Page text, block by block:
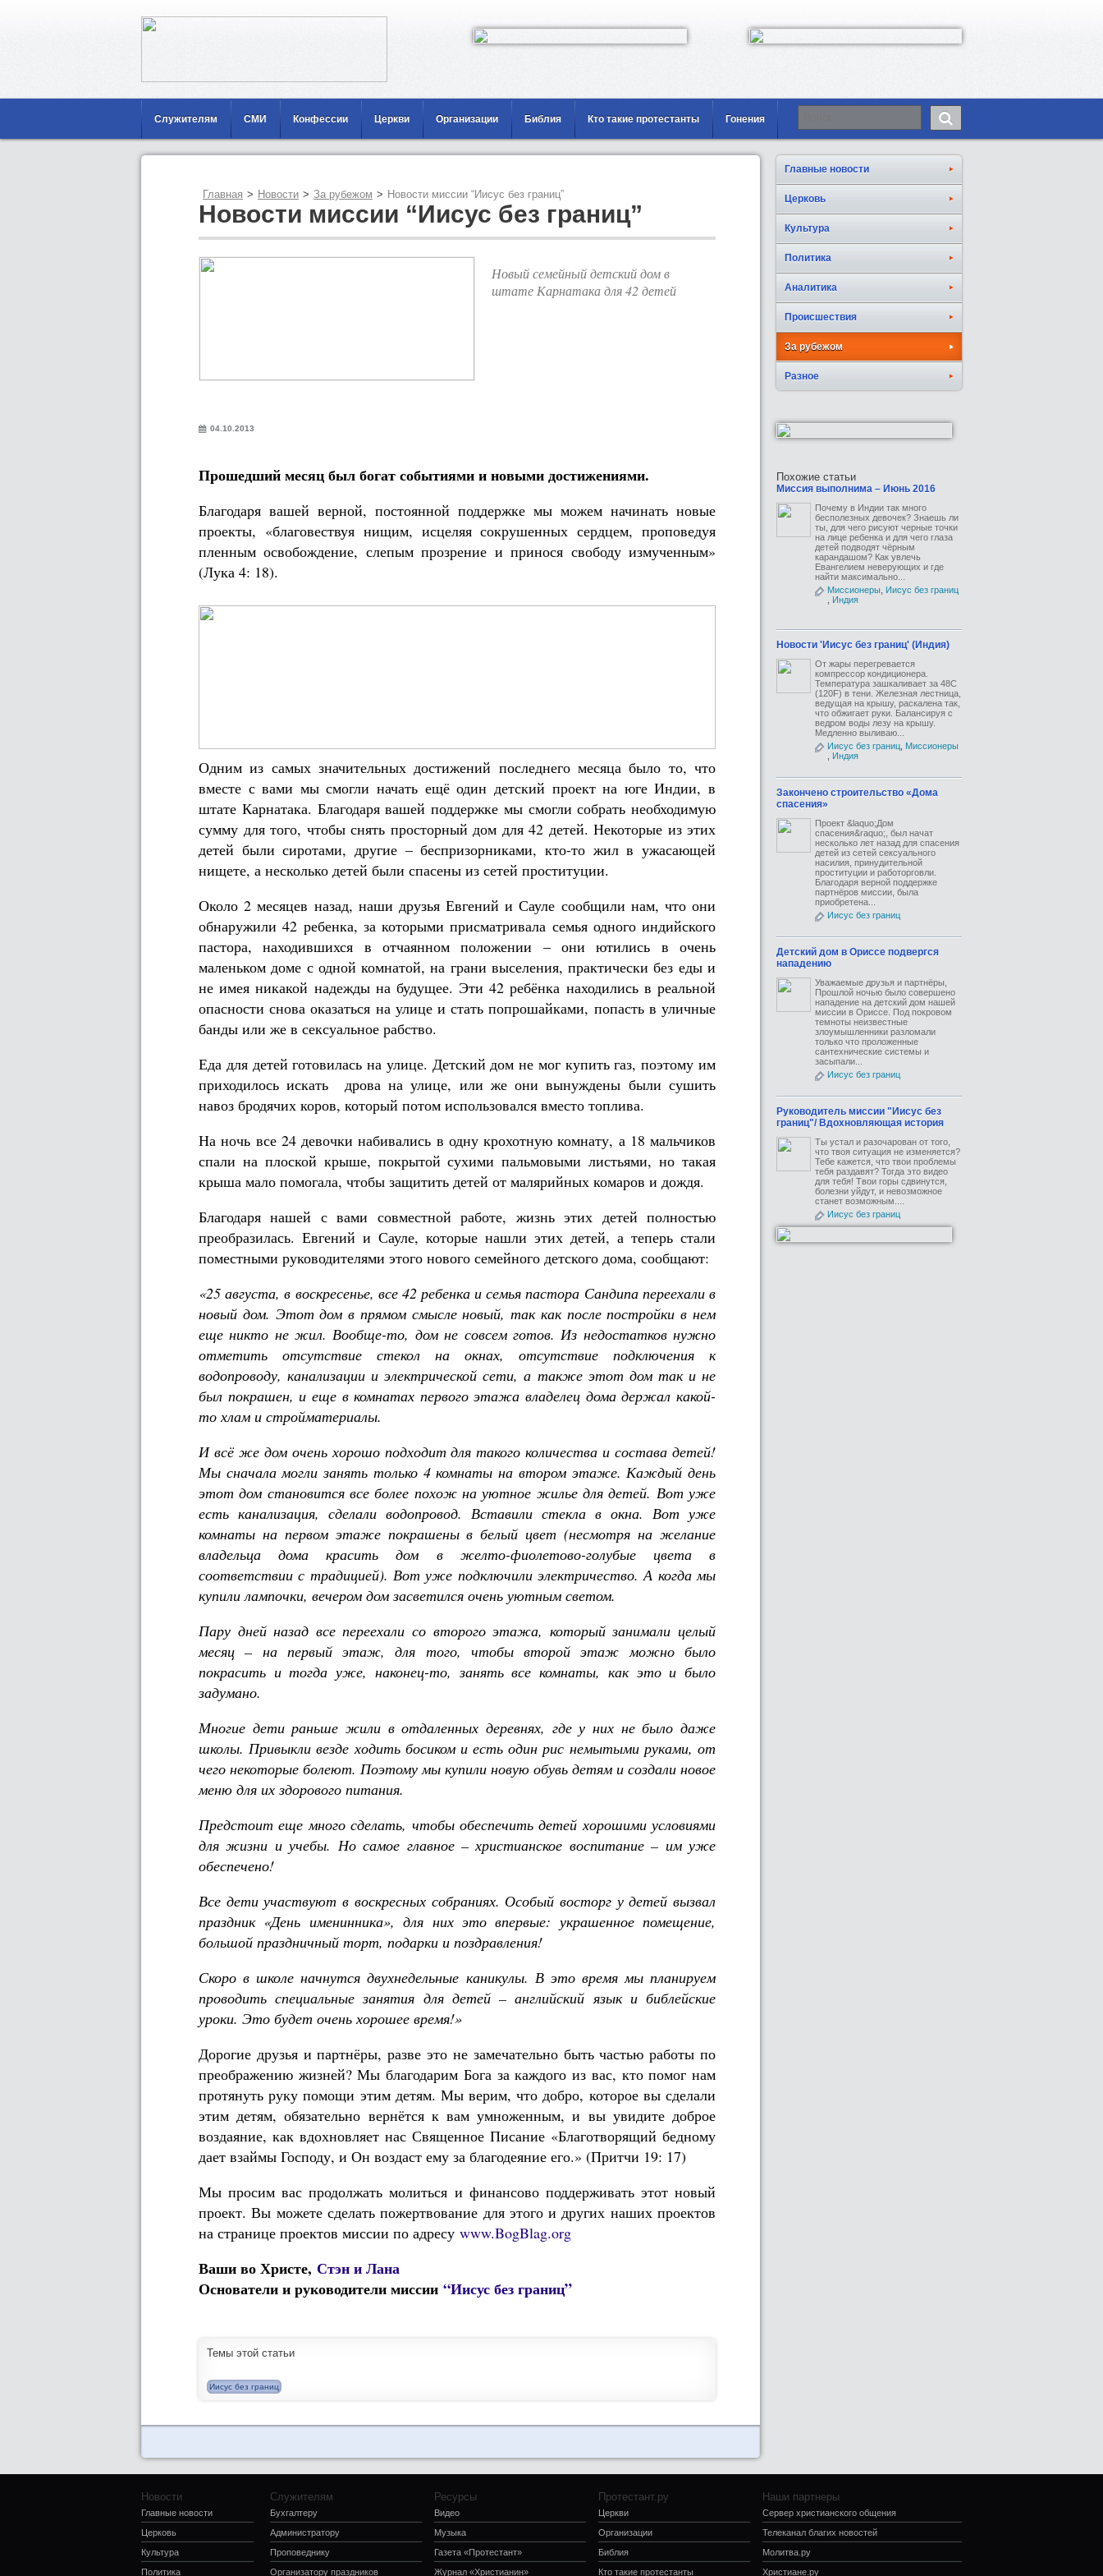
Служителям СМИ Конфессии Церкви Организации Библия Кто такие протестанты Гонения
Главная > Новости > За рубежом > Новости миссии “Иисус без границ”
Новости миссии “Иисус без границ”
Новый семейный детский дом в
штате Карнатака для 42 детей
04.10.2013
Прошедший месяц был богат событиями и новыми достижениями.
Благодаря вашей верной, постоянной поддержке мы можем начинать новые
проекты, «благовествуя нищим, исцеляя сокрушенных сердцем, проповедуя
пленным освобождение, слепым прозрение и принося свободу измученным»
(Лука 4: 18).
Одним из самых значительных достижений последнего месяца было то, что
вместе с вами мы смогли начать ещё один детский проект на юге Индии, в
штате Карнатака. Благодаря вашей поддержке мы смогли собрать необходимую
сумму для того, чтобы снять просторный дом для 42 детей. Некоторые из этих
детей были сиротами, другие – беспризорниками, кто-то жил в ужасающей
нищете, а несколько детей были спасены из сетей проституции.
Около 2 месяцев назад, наши друзья Евгений и Сауле сообщили нам, что они
обнаружили 42 ребенка, за которыми присматривала семья одного индийского
пастора, находившихся в отчаянном положении – они ютились в очень
маленьком доме с одной комнатой, на грани выселения, практически без еды и
не имея никакой надежды на будущее. Эти 42 ребёнка находились в реальной
опасности снова оказаться на улице и стать попрошайками, попасть в уличные
банды или же в сексуальное рабство.
Еда для детей готовилась на улице. Детский дом не мог купить газ, поэтому им
приходилось искать дрова на улице, или же они вынуждены были сушить
навоз бродячих коров, который потом использовался вместо топлива.
На ночь все 24 девочки набивались в одну крохотную комнату, а 18 мальчиков
спали на плоской крыше, покрытой сухими пальмовыми листьями, но такая
крыша мало помогала, чтобы защитить детей от малярийных комаров и дождя.
Благодаря нашей с вами совместной работе, жизнь этих детей полностью
преобразилась. Евгений и Сауле, которые нашли этих детей, а теперь стали
поместными руководителями этого нового семейного детского дома, сообщают:
«25 августа, в воскресенье, все 42 ребенка и семья пастора Сандипа переехали в
новый дом. Этот дом в прямом смысле новый, так как после постройки в нем
еще никто не жил. Вообще-то, дом не совсем готов. Из недостатков нужно
отметить отсутствие стекол на окнах, отсутствие подключения к
водопроводу, канализации и электрической сети, а также этот дом так и не
был покрашен, и еще в комнатах первого этажа владелец дома держал какой-
то хлам и стройматериалы.
И всё же дом очень хорошо подходит для такого количества и состава детей!
Мы сначала могли занять только 4 комнаты на втором этаже. Каждый день
этот дом становится все более похож на уютное жилье для детей. Вот уже
есть канализация, сделали водопровод. Вставили стекла в окна. Вот уже
комнаты на первом этаже покрашены в белый цвет (несмотря на желание
владельца дома красить дом в желто-фиолетово-голубые цвета в
соответствии с традицией). Вот уже подключили электричество. А когда мы
купили лампочки, вечером дом засветился очень уютным светом.
Пару дней назад все переехали со второго этажа, который занимали целый
месяц – на первый этаж, для того, чтобы второй этаж можно было
покрасить и тогда уже, наконец-то, занять все комнаты, как это и было
задумано.
Многие дети раньше жили в отдаленных деревнях, где у них не было даже
школы. Привыкли везде ходить босиком и есть один рис немытыми руками, от
чего некоторые болеют. Поэтому мы купили новую обувь детям и создали новое
меню для их здорового питания.
Предстоит еще много сделать, чтобы обеспечить детей хорошими условиями
для жизни и учебы. Но самое главное – христианское воспитание – им уже
обеспечено!
Все дети участвуют в воскресных собраниях. Особый восторг у детей вызвал
праздник «День именинника», для них это впервые: украшенное помещение,
большой праздничный торт, подарки и поздравления!
Скоро в школе начнутся двухнедельные каникулы. В это время мы планируем
проводить специальные занятия для детей – английский язык и библейские
уроки. Это будет очень хорошее время!»
Дорогие друзья и партнёры, разве это не замечательно быть частью работы по
преображению жизней? Мы благодарим Бога за каждого из вас, кто помог нам
протянуть руку помощи этим детям. Мы верим, что добро, которое вы сделали
этим детям, обязательно вернётся к вам умноженным, и вы увидите доброе
воздаяние, как вдохновляет нас Священное Писание «Благотворящий бедному
дает взаймы Господу, и Он воздаст ему за благодеяние его.» (Притчи 19: 17)
Мы просим вас продолжать молиться и финансово поддерживать этот новый
проект. Вы можете сделать пожертвование для этого и других наших проектов
на странице проектов миссии по адресу www.BogBlag.org
Ваши во Христе, Стэн и Лана
Основатели и руководители миссии “Иисус без границ”
Темы этой статьи
Иисус без границ
Главные новости
Церковь
Культура
Политика
Аналитика
Происшествия
За рубежом
Разное
Похожие статьи
Миссия выполнима – Июнь 2016
Почему в Индии так много
бесполезных девочек? Знаешь ли
ты, для чего рисуют черные точки
на лице ребенка и для чего глаза
детей подводят чёрным
карандашом? Как увлечь
Евангелием неверующих и где
найти максимально...
Миссионеры Иисус без границ
Индия
Новости 'Иисус без границ' (Индия)
От жары перегревается
компрессор кондиционера.
Температура зашкаливает за 48C
(120F) в тени. Железная лестница,
ведущая на крышу, раскалена так,
что обжигает руки. Балансируя с
ведром воды лезу на крышу.
Медленно выливаю...
Иисус без границ Миссионеры
Индия
Закончено строительство «Дома
спасения»
Проект &laquo;Дом
спасения&raquo;, был начат
несколько лет назад для спасения
детей из сетей сексуального
насилия, принудительной
проституции и работорговли.
Благодаря верной поддержке
партнёров миссии, была
приобретена...
Иисус без границ
Детский дом в Ориссе подвергся
нападению
Уважаемые друзья и партнёры,
Прошлой ночью было совершено
нападение на детский дом нашей
миссии в Ориссе. Под покровом
темноты неизвестные
злоумышленники разломали
только что проложенные
сантехнические системы и
засыпали...
Иисус без границ
Руководитель миссии "Иисус без
границ"/ Вдохновляющая история
Ты устал и разочарован от того,
что твоя ситуация не изменяется?
Тебе кажется, что твои проблемы
тебя раздавят? Тогда это видео
для тебя! Твои горы сдвинутся,
болезни уйдут, и невозможное
станет возможным....
Иисус без границ
Новости
Главные новости
Церковь
Культура
Политика
Служителям
Бухгалтеру
Администратору
Проповеднику
Организатору праздников
Ресурсы
Видео
Музыка
Газета «Протестант»
Журнал «Христианин»
Протестант.ру
Церкви
Организации
Библия
Кто такие протестанты
Наши партнеры
Сервер христианского общения
Телеканал благих новостей
Молитва.ру
Христиане.ру